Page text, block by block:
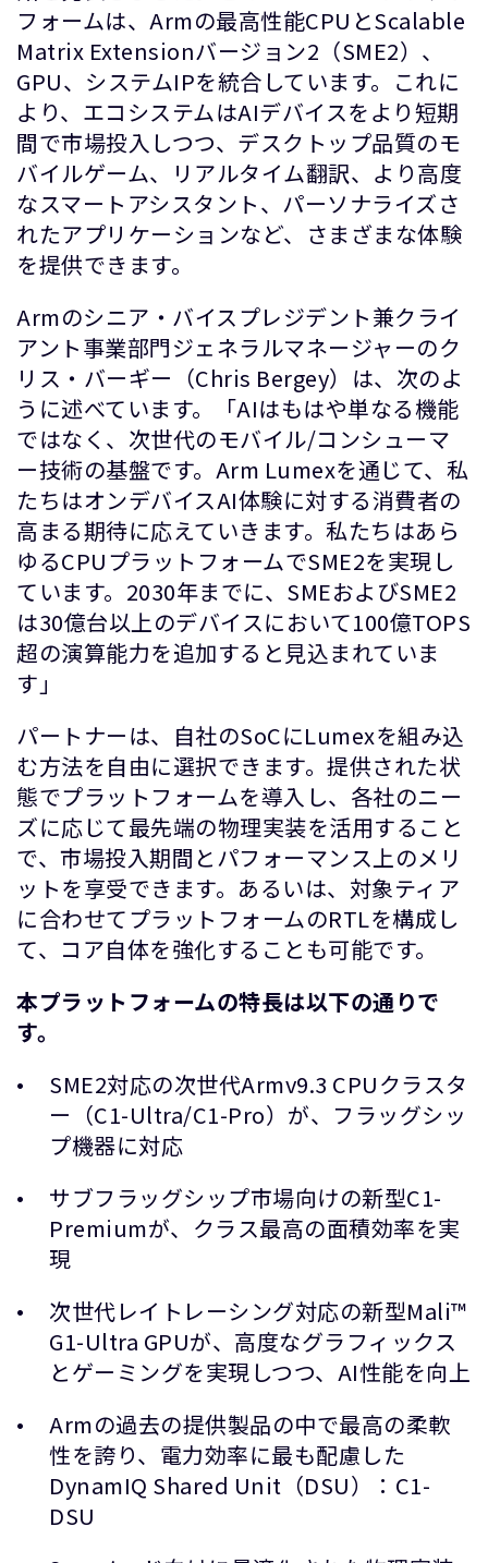
フォームは、Armの最高性能CPUとScalable
Matrix Extensionバージョン2（SME2）、
GPU、システムIPを統合しています。これに
より、エコシステムはAIデバイスをより短期
間で市場投入しつつ、デスクトップ品質のモ
バイルゲーム、リアルタイム翻訳、より高度
なスマートアシスタント、パーソナライズさ
れたアプリケーションなど、さまざまな体験
を提供できます。
Armのシニア・バイスプレジデント兼クライ
アント事業部門ジェネラルマネージャーのク
リス・バーギー（Chris Bergey）は、次のよ
うに述べています。「AIはもはや単なる機能
ではなく、次世代のモバイル/コンシューマ
ー技術の基盤です。Arm Lumexを通じて、私
たちはオンデバイスAI体験に対する消費者の
高まる期待に応えていきます。私たちはあら
ゆるCPUプラットフォームでSME2を実現し
ています。2030年までに、SMEおよびSME2
は30億台以上のデバイスにおいて100億TOPS
超の演算能力を追加すると見込まれていま
す」
パートナーは、自社のSoCにLumexを組み込
む方法を自由に選択できます。提供された状
態でプラットフォームを導入し、各社のニー
ズに応じて最先端の物理実装を活用すること
で、市場投入期間とパフォーマンス上のメリ
ットを享受できます。あるいは、対象ティア
に合わせてプラットフォームのRTLを構成し
て、コア自体を強化することも可能です。
本プラットフォームの特長は以下の通りで
す。
SME2対応の次世代Armv9.3 CPUクラスタ
ー（C1-Ultra/C1-Pro）が、フラッグシッ
プ機器に対応
サブフラッグシップ市場向けの新型C1-
Premiumが、クラス最高の面積効率を実
現
次世代レイトレーシング対応の新型Mali™
G1-Ultra GPUが、高度なグラフィックス
とゲーミングを実現しつつ、AI性能を向上
Armの過去の提供製品の中で最高の柔軟
性を誇り、電力効率に最も配慮した
DynamIQ Shared Unit（DSU）：C1-
DSU